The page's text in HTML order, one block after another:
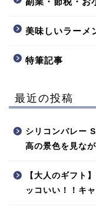
美味しいラーメ
特筆記事
最近の投稿
シリコンバレー
高の景色を見な
【大人のギフト
ッコいい！！キ